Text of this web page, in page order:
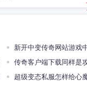
新开中变传奇网站游戏
的办法
传奇客户端下载同样是
把屠龙的的差别还是很大
超级变态私服怎样给心